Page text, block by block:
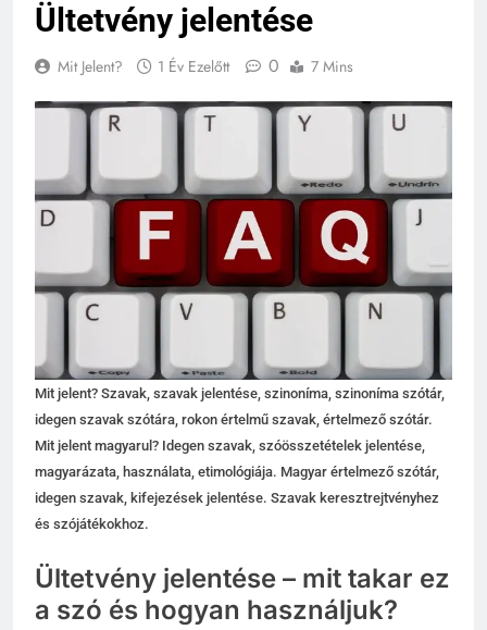
Ültetvény jelentése
Mit Jelent? 1 Év Ezelőtt 0 7 Mins
Mit jelent? Szavak, szavak jelentése, szinoníma, szinoníma szótár,
idegen szavak szótára, rokon értelmű szavak, értelmező szótár.
Mit jelent magyarul? Idegen szavak, szóösszetételek jelentése,
magyarázata, használata, etimológiája. Magyar értelmező szótár,
idegen szavak, kifejezések jelentése. Szavak keresztrejtvényhez
és szójátékokhoz.
Ültetvény jelentése – mit takar ez
a szó és hogyan használjuk?